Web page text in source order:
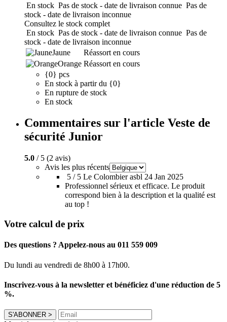
En stock Pas de stock - date de livraison connue Pas de
stock - date de livraison inconnue
Consultez le stock complet
En stock Pas de stock - date de livraison connue Pas de
stock - date de livraison inconnue
Jaune
Réassort en cours
Orange Réassort en cours
{0} pcs
En stock à partir du {0}
En rupture de stock
En stock
Commentaires sur l'article Veste de
sécurité Junior
5.0 / 5 (2 avis)
Avis les plus récents
5 / 5 Le Colombier asbl 24 Jan 2025
Professionnel sérieux et efficace. Le produit
correspond bien à la description et la qualité est
au top !
Votre calcul de prix
Des questions ? Appelez-nous au 011 559 009
Du lundi au vendredi de 8h00 à 17h00.
Inscrivez-vous à la newsletter et bénéficiez d'une réduction de 5
%.
S'ABONNER >